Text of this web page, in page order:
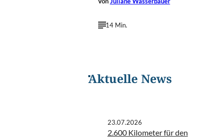
14 Min.
Aktuelle News
23.07.2026
2.600 Kilometer für den